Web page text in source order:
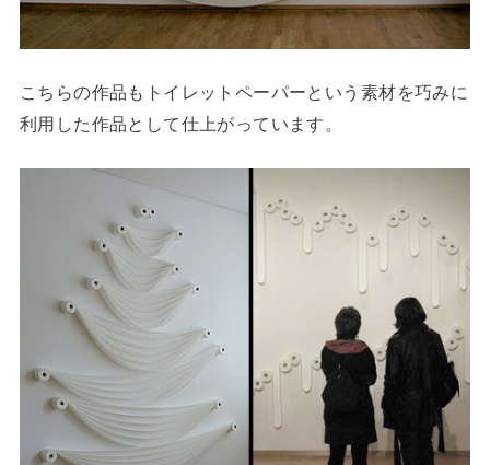
こちらの作品もトイレットペーパーという素材を巧みに
利用した作品として仕上がっています。